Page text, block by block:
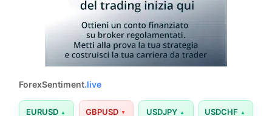
ForexSentiment.live
EURUSD GBPUSD USDJPY USDCHF